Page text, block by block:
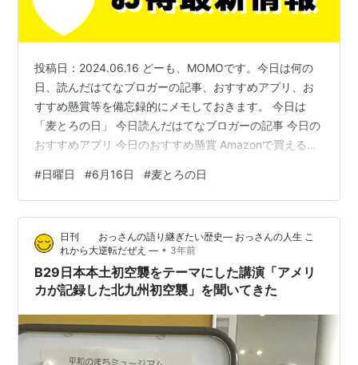
投稿日：2024.06.16 どーも、MOMOです。今日は何の
日、読んだはてなブロガーの記事、おすすめアプリ、お
すすめ懸賞等を備忘録的にメモしておきます。 今日は
「麦とろの日」 今日読んだはてなブロガーの記事 今日の
おすすめアプリ 今日のおすすめ懸賞 Amazonで買えるお
日らしいです。日付は「むぎ（6）とろ（16）」（麦と
ろ）と読む語呂合わせから麦とろの食材などを手がける
「株式会社はくばく」が制定しました。「麦とろごは
ん」の美味しさや栄養バランスの良さを多くの人に知っ
てもらうことが目的です。 浅草むぎとろ「味付とろろ」1
パック（4食入り…
#日曜日 #6月16日 #麦とろの日
日刊 おっさんの語り継ぎたい歴史― おっさんの人生 こ
れから大逆転だぜえ ― • 3年前
B29日本本土初空襲をテーマにした講演「アメリ
カが記録した北九州初空襲」を聞いてきた